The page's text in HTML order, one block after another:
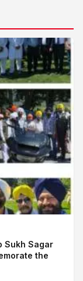
Sukh Sagar
the